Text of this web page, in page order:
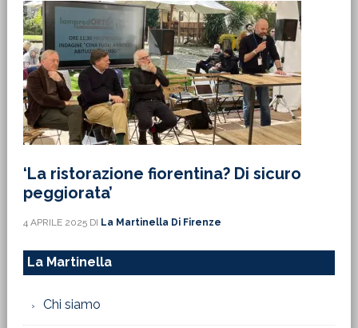
‘La ristorazione fiorentina? Di sicuro
peggiorata’
4 APRILE 2025DI La Martinella Di Firenze
La Martinella
Chi siamo